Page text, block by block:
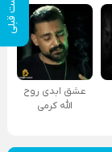
پست قبلی
عشق ابدی روح
الله کرمی